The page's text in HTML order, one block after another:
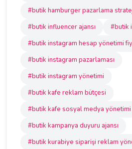
#butik hamburger pazarlama
#butik influencer ajansı
#butik
#butik instagram hesap yönetimi
#butik instagram pazarlaması
#butik instagram yönetimi
#butik kafe reklam bütçesi
#butik kafe sosyal medya yönetimi
#butik kampanya duyuru ajansı
#butik kurabiye siparişi reklam